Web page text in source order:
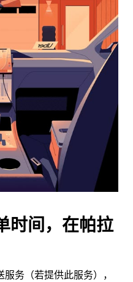
时间，在帕拉
务（若提供此服务），